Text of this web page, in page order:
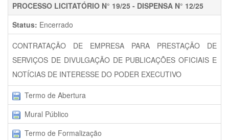
PROCESSO LICITATÓRIO N° 19/25 - DISPENSA N° 12/25
Status: Encerrado
CONTRATAÇÃO DE EMPRESA PARA PRESTAÇÃO DE
SERVIÇOS DE DIVULGAÇÃO DE PUBLICAÇÕES OFICIAIS E
NOTÍCIAS DE INTERESSE DO PODER EXECUTIVO
Termo de Abertura
Mural Público
Termo de Formalização